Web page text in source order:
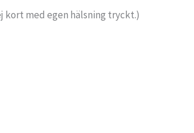
kort med egen hälsning tryckt.)